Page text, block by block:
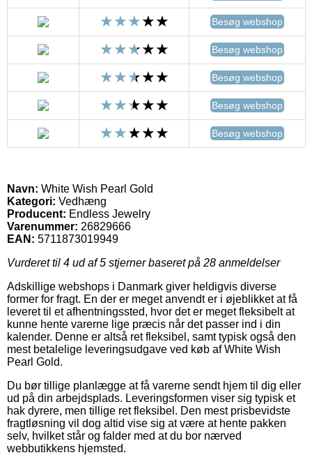
Besøg webshop
Besøg webshop
Besøg webshop
Besøg webshop
Besøg webshop
Navn: White Wish Pearl Gold
Kategori: Vedhæng
Producent: Endless Jewelry
Varenummer: 26829666
EAN: 5711873019949
Vurderet til 4 ud af 5 stjerner baseret på 28 anmeldelser
Adskillige webshops i Danmark giver heldigvis diverse
former for fragt. En der er meget anvendt er i øjeblikket at få
leveret til et afhentningssted, hvor det er meget fleksibelt at
kunne hente varerne lige præcis når det passer ind i din
kalender. Denne er altså ret fleksibel, samt typisk også den
mest betalelige leveringsudgave ved køb af White Wish
Pearl Gold.
Du bør tillige planlægge at få varerne sendt hjem til dig eller
ud på din arbejdsplads. Leveringsformen viser sig typisk et
hak dyrere, men tillige ret fleksibel. Den mest prisbevidste
fragtløsning vil dog altid vise sig at være at hente pakken
selv, hvilket står og falder med at du bor nærved
webbutikkens hjemsted.